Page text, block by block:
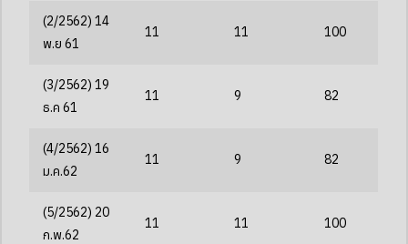
(2/2562) 14
พ.ย 61
11 11 100
(3/2562) 19
ธ.ค 61
11 9 82
(4/2562) 16
ม.ค.62
11 9 82
(5/2562) 20
ก.พ.62
11 11 100